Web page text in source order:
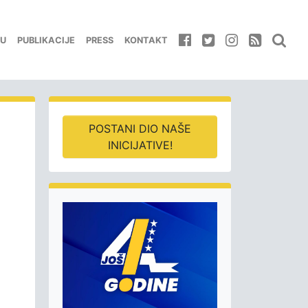
PUBLIKACIJE PRESS KONTAKT
POSTANI DIO NAŠE
INICIJATIVE!